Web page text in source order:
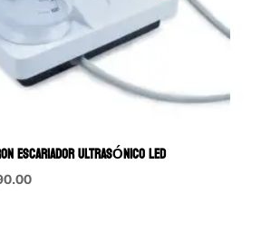
ESCARIADOR ULTRASÓNICO LED
Current